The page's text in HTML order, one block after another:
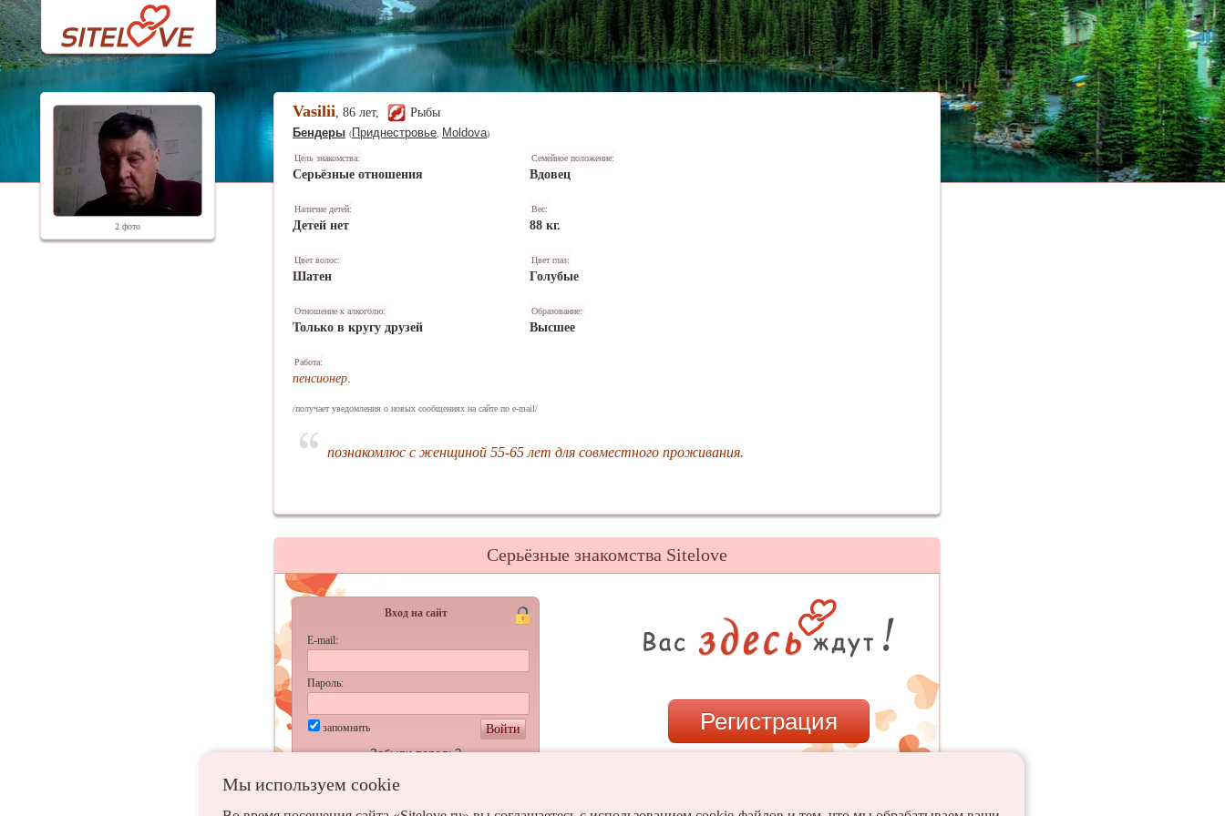
2 фото
Vasilii, 86 лет,
Рыбы
Бендеры (Приднестровье Moldova)
Цель знакомства:
Серьёзные отношения
Семейное положение:
Вдовец
Наличие детей:
Детей нет
Вес:
88 кг.
Цвет волос:
Шатен
Цвет глаз:
Голубые
Отношение к алкоголю:
Только в кругу друзей
Образование:
Высшее
Работа:
пенсионер.
/получает уведомления о новых сообщениях на сайте по e-mail/
познакомлюс с женщиной 55-65 лет для совместного проживания.
Мы используем сookie
Серьёзные знакомства Sitelove
Вход на сайт
E-mail:
Пароль:
запомнить
Войти
Забыли пароль?
Регистрация